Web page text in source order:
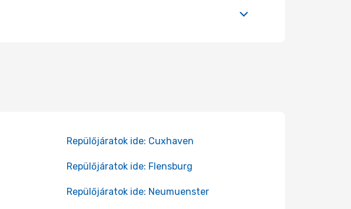
Repülőjáratok ide: Cuxhaven
Repülőjáratok ide: Flensburg
Repülőjáratok ide: Neumuenster